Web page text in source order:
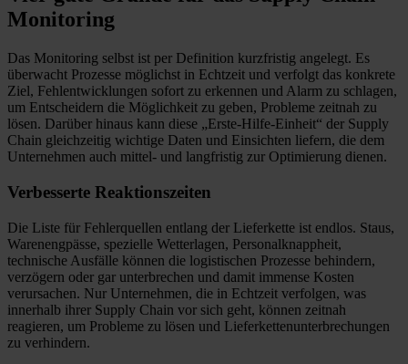
Monitoring
Das Monitoring selbst ist per Definition kurzfristig angelegt. Es
überwacht Prozesse möglichst in Echtzeit und verfolgt das konkrete
Ziel, Fehlentwicklungen sofort zu erkennen und Alarm zu schlagen,
um Entscheidern die Möglichkeit zu geben, Probleme zeitnah zu
lösen. Darüber hinaus kann diese „Erste-Hilfe-Einheit“ der Supply
Chain gleichzeitig wichtige Daten und Einsichten liefern, die dem
Unternehmen auch mittel- und langfristig zur Optimierung dienen.
Verbesserte Reaktionszeiten
Die Liste für Fehlerquellen entlang der Lieferkette ist endlos. Staus,
Warenengpässe, spezielle Wetterlagen, Personalknappheit,
technische Ausfälle können die logistischen Prozesse behindern,
verzögern oder gar unterbrechen und damit immense Kosten
verursachen. Nur Unternehmen, die in Echtzeit verfolgen, was
innerhalb ihrer Supply Chain vor sich geht, können zeitnah
reagieren, um Probleme zu lösen und Lieferkettenunterbrechungen
zu verhindern.